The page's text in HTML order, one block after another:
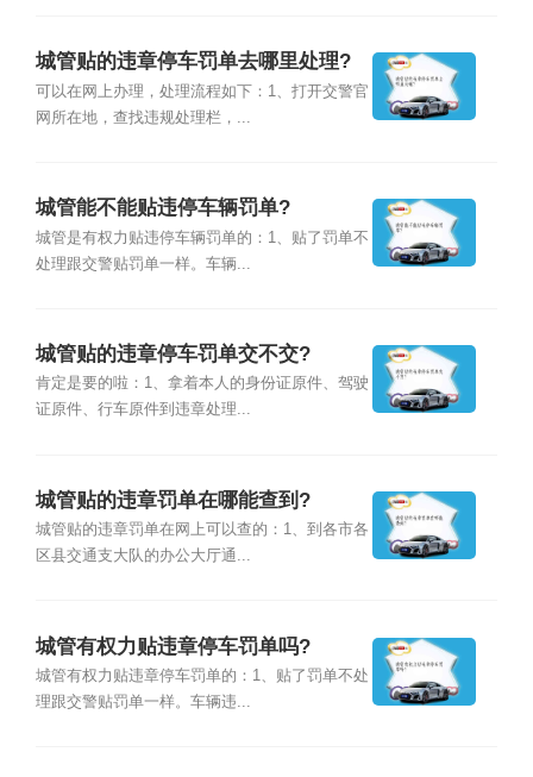
城管贴的违章停车罚单去哪里处理?
可以在网上办理，处理流程如下：1、打开交警官
网所在地，查找违规处理栏，...
城管能不能贴违停车辆罚单?
城管是有权力贴违停车辆罚单的：1、贴了罚单不
处理跟交警贴罚单一样。车辆...
城管贴的违章停车罚单交不交?
肯定是要的啦：1、拿着本人的身份证原件、驾驶
证原件、行车原件到违章处理...
城管贴的违章罚单在哪能查到?
城管贴的违章罚单在网上可以查的：1、到各市各
区县交通支大队的办公大厅通...
城管有权力贴违章停车罚单吗?
城管有权力贴违章停车罚单的：1、贴了罚单不处
理跟交警贴罚单一样。车辆违...